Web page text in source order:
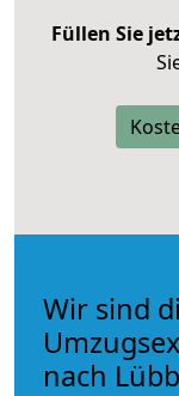
Füllen Sie
Wir sind
nach